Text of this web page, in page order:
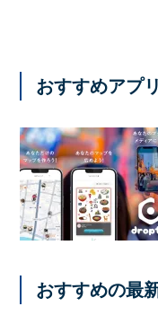
おすすめアプ
おすすめの最